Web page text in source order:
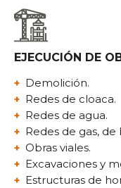
EJECUCIÓN DE
Demolición.
Redes de cloaca.
Redes de agua.
Redes de gas,
Obras viales.
Excavaciones y
Estructuras de